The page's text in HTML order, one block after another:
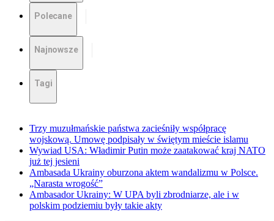
Polecane
Najnowsze
Tagi
Trzy muzułmańskie państwa zacieśniły współpracę
wojskową. Umowę podpisały w świętym mieście islamu
Wywiad USA: Władimir Putin może zaatakować kraj NATO
już tej jesieni
Ambasada Ukrainy oburzona aktem wandalizmu w Polsce.
„Narasta wrogość”
Ambasador Ukrainy: W UPA byli zbrodniarze, ale i w
polskim podziemiu były takie akty